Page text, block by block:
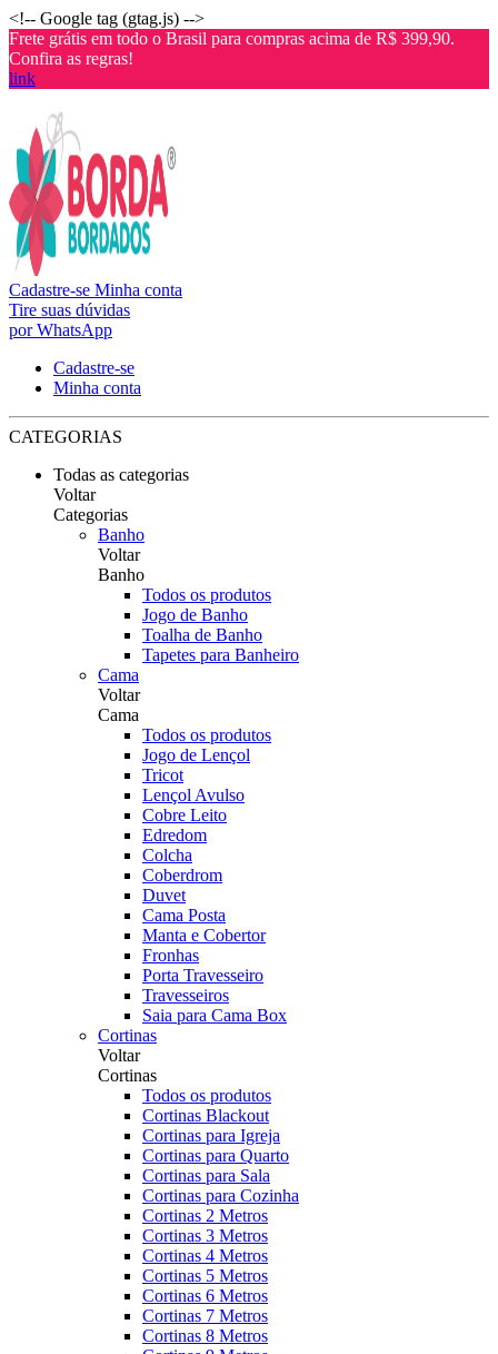
<!-- Google tag (gtag.js) -->
Frete grátis em todo o Brasil para compras acima de R$ 399,90.
Confira as regras!
link
Cadastre-se Minha conta
Tire suas dúvidas
por WhatsApp
Cadastre-se
Minha conta
CATEGORIAS
Todas as categorias
Voltar
Categorias
Banho
Voltar
Banho
Todos os produtos
Jogo de Banho
Toalha de Banho
Tapetes para Banheiro
Cama
Voltar
Cama
Todos os produtos
Jogo de Lençol
Tricot
Lençol Avulso
Cobre Leito
Edredom
Colcha
Coberdrom
Duvet
Cama Posta
Manta e Cobertor
Fronhas
Porta Travesseiro
Travesseiros
Saia para Cama Box
Cortinas
Voltar
Cortinas
Todos os produtos
Cortinas Blackout
Cortinas para Igreja
Cortinas para Quarto
Cortinas para Sala
Cortinas para Cozinha
Cortinas 2 Metros
Cortinas 3 Metros
Cortinas 4 Metros
Cortinas 5 Metros
Cortinas 6 Metros
Cortinas 7 Metros
Cortinas 8 Metros